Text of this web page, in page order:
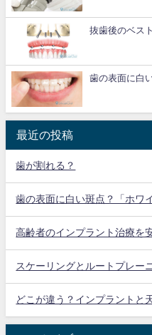
抜歯後のベス
歯の表面に白
最近の投稿
歯が割れる？
歯の表面に白い斑点？「ホワ
高齢者のインプラント治療を
スケーリングとルートプレー
どこが違う？インプラントと